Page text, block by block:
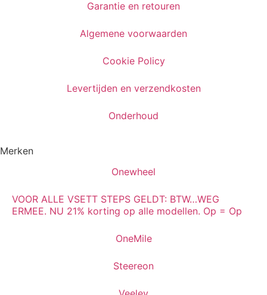
Garantie en retouren
Algemene voorwaarden
Cookie Policy
Levertijden en verzendkosten
Onderhoud
Merken
Onewheel
VOOR ALLE VSETT STEPS GELDT: BTW…WEG
ERMEE. NU 21% korting op alle modellen. Op = Op
OneMile
Steereon